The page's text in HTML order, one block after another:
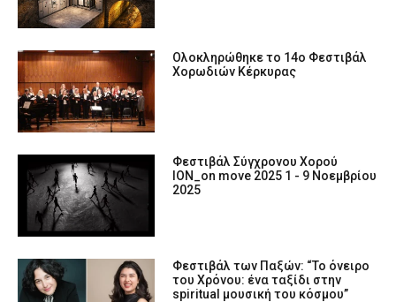
Ολοκληρώθηκε το 14ο Φεστιβάλ
Χορωδιών Κέρκυρας
Φεστιβάλ Σύγχρονου Χορού
ION_on move 2025 1 - 9 Νοεμβρίου
2025
Φεστιβάλ των Παξών: “Το όνειρο
του Χρόνου: ένα ταξίδι στην
spiritual μουσική του κόσμου”